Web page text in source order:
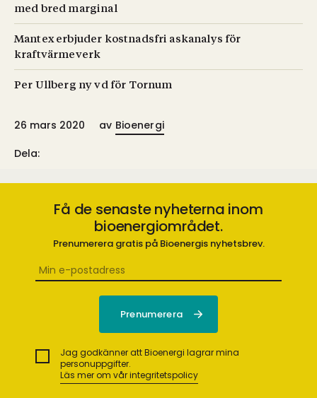
med bred marginal
Mantex erbjuder kostnadsfri askanalys för
kraftvärmeverk
Per Ullberg ny vd för Tornum
26 mars 2020 av Bioenergi
Dela:
Få de senaste nyheterna inom
bioenergiområdet.
Prenumerera gratis på Bioenergis nyhetsbrev.
Jag godkänner att Bioenergi lagrar mina
personuppgifter.
Läs mer om vår integritetspolicy